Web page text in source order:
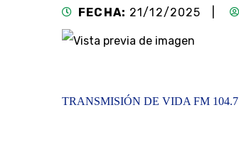
FECHA: 21/12/2025 |
TRANSMISIÓN DE VIDA FM 104.7